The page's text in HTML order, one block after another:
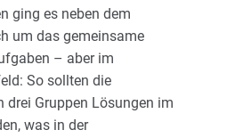
ging es neben dem
um das gemeinsame
– aber im
So sollten die
drei Gruppen Lösungen im
was in der